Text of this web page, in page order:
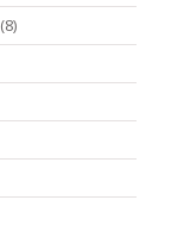
(8)